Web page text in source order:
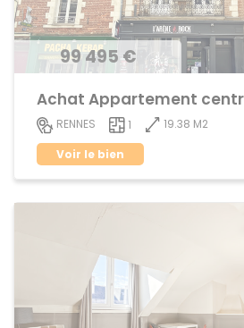
99 495 €
RENNES 1
19.38 M2
Voir le bien